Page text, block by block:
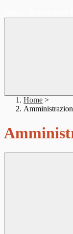
Home >